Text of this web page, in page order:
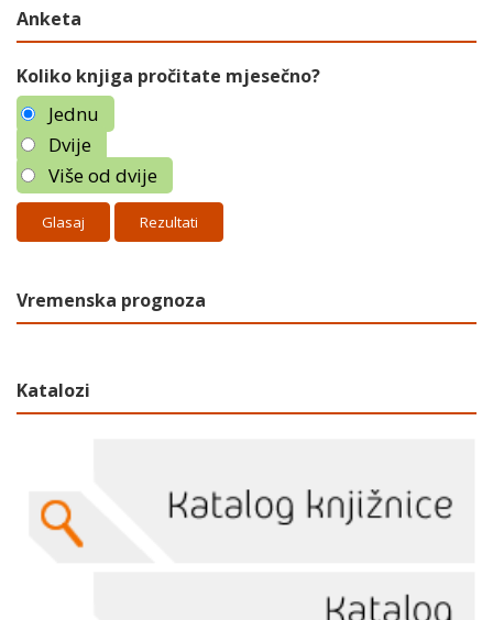
Anketa
Koliko knjiga pročitate mjesečno?
Jednu
Dvije
Više od dvije
Rezultati
Vremenska prognoza
Katalozi